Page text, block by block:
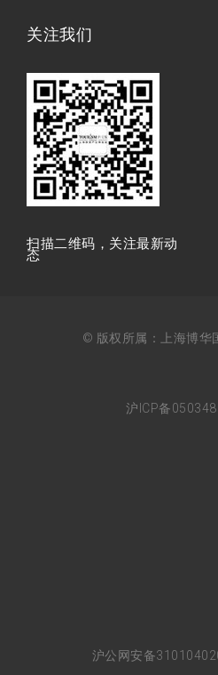
关注我们
扫描⼆维码，关注最新动
态
© 版权所属：上海博华
沪ICP备
沪公网安备